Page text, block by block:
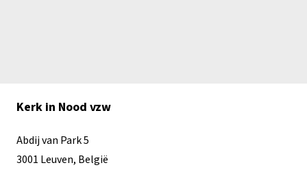
Kerk in Nood vzw
Abdij van Park 5
3001 Leuven, België